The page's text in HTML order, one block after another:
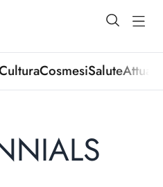
open
CosmesiSalute